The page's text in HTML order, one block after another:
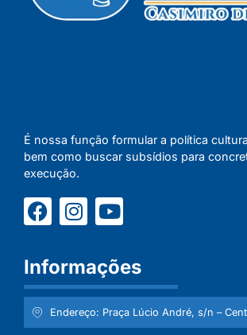
É nossa função formular a política
bem como buscar subsídios para
execução.
Informações
Endereço: Praça Lúcio André, s/n –